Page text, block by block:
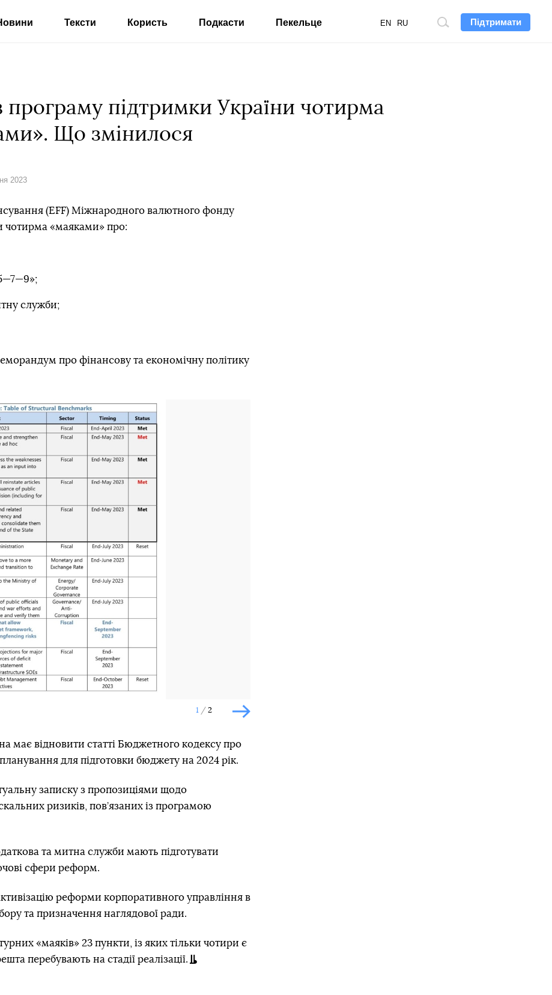
Підтримати
Пошук
EN RU
Тексти Користь Подкасти Пекельце
підтримки України чотирма
Що змінилося
2023
(EFF) Міжнародного валютного фонду
«маяками» про:
служби;
про фінансову та економічну політику
1 2
Наступний слайд
Наступний слайд
має відновити статті Бюджетного кодексу про
для підготовки бюджету на 2024 рік.
записку з пропозиціями щодо
ризиків, пов’язаних із програмою
та митна служби мають підготувати
сфери реформ.
реформи корпоративного управління в
та призначення наглядової ради.
«маяків» 23 пункти, із яких тільки чотири є
перебувають на стадії реалізації.